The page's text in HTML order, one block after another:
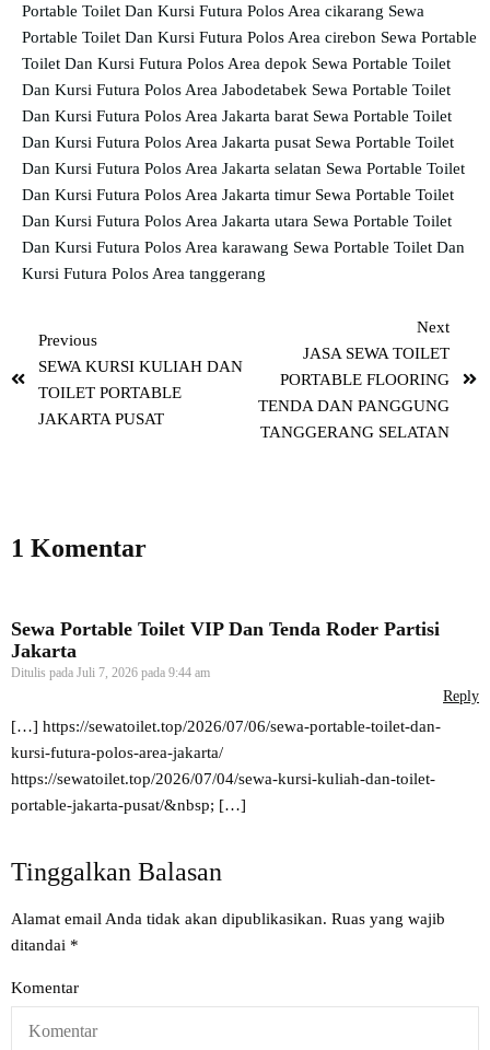
Portable Toilet Dan Kursi Futura Polos Area cikarang Sewa
Portable Toilet Dan Kursi Futura Polos Area cirebon Sewa Portable
Toilet Dan Kursi Futura Polos Area depok Sewa Portable Toilet
Dan Kursi Futura Polos Area Jabodetabek Sewa Portable Toilet
Dan Kursi Futura Polos Area Jakarta barat Sewa Portable Toilet
Dan Kursi Futura Polos Area Jakarta pusat Sewa Portable Toilet
Dan Kursi Futura Polos Area Jakarta selatan Sewa Portable Toilet
Dan Kursi Futura Polos Area Jakarta timur Sewa Portable Toilet
Dan Kursi Futura Polos Area Jakarta utara Sewa Portable Toilet
Dan Kursi Futura Polos Area karawang Sewa Portable Toilet Dan
Kursi Futura Polos Area tanggerang
Previous
SEWA KURSI KULIAH DAN
TOILET PORTABLE
JAKARTA PUSAT
Next
JASA SEWA TOILET
PORTABLE FLOORING
TENDA DAN PANGGUNG
TANGGERANG SELATAN
1 Komentar
Sewa Portable Toilet VIP Dan Tenda Roder Partisi
Jakarta
Ditulis pada Juli 7, 2026 pada 9:44 am
Reply
[…] https://sewatoilet.top/2026/07/06/sewa-portable-toilet-dan-
kursi-futura-polos-area-jakarta/
https://sewatoilet.top/2026/07/04/sewa-kursi-kuliah-dan-toilet-
portable-jakarta-pusat/&nbsp; […]
Tinggalkan Balasan
Alamat email Anda tidak akan dipublikasikan. Ruas yang wajib
ditandai *
Komentar